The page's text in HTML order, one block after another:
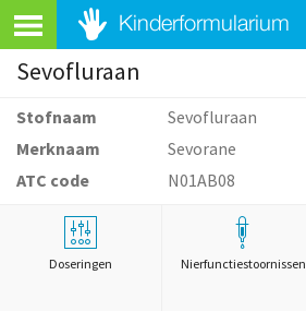
Sevofluraan
Stofnaam
Sevofluraan
Merknaam
Sevorane
ATC code
N01AB08
Doseringen Nierfunctiestoornissen